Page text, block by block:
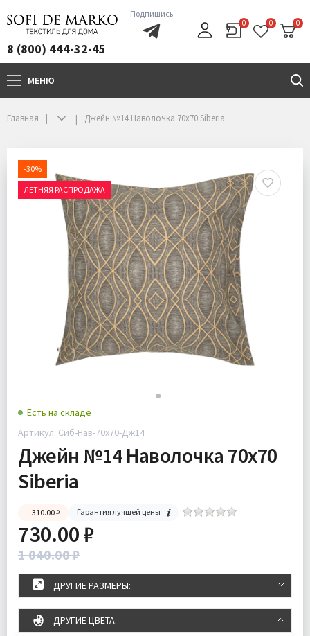
8 (800) 444-32-45
Подпишись
0 0 0
МЕНЮ
+7(800)444-32-45
Главная Джейн №14 Наволочка 70х70 Siberia
-30%
ЛЕТНЯЯ РАСПРОДАЖА
Есть на складе
Артикул: Сиб-Нав-70х70-Дж14
Джейн №14 Наволочка 70х70
Siberia
– 310.00 ₽ Гарантия лучшей цены
730.00 ₽
1 040.00 ₽
ДРУГИЕ РАЗМЕРЫ:
ДРУГИЕ ЦВЕТА: